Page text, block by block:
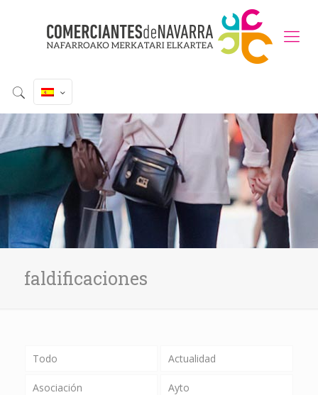
faldificaciones
Todo Actualidad
Asociación Ayto